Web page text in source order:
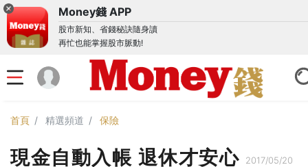
Money錢 APP
股市新知、省錢秘訣隨身讀
再忙也能掌握股市脈動!
首頁 精選頻道 保險
現金自動入帳 退休才安心 2017/05/20